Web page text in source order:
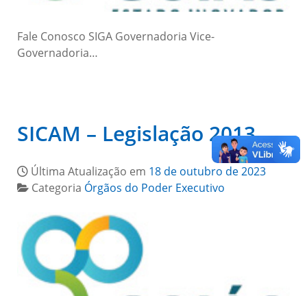
Fale Conosco SIGA Governadoria Vice-
Governadoria…
SICAM – Legislação 2013
Última Atualização em 18 de outubro de 2023
Categoria Órgãos do Poder Executivo